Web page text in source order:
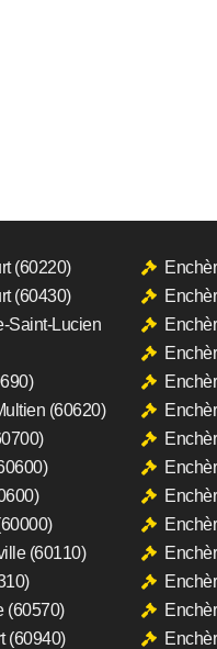
(60220)
(60430)
Saint-Lucien
(60620)
(60110)
(60570)
(60940)